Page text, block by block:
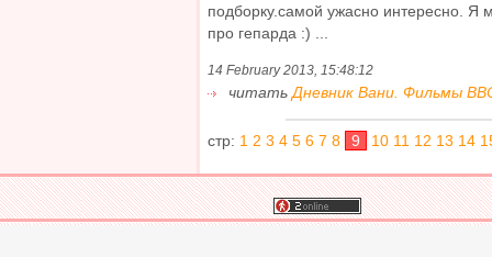
подборку.самой ужасно интересно. Я
про гепарда :) ...
14 February 2013, 15:48:12
читать Дневник Вани. Фильмы
стр: 1 2 3 4 5 6 7 8 9 10 11 12 13 14